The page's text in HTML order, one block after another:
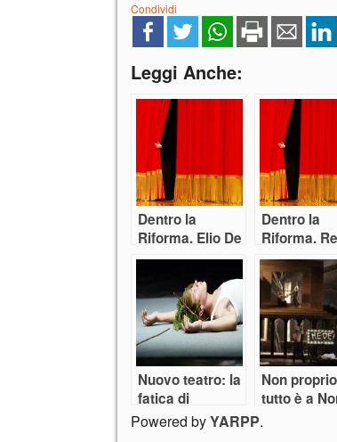
Condividi
Leggi Anche:
Dentro la
Riforma. Elio De
Capitani: “Un
capitale non
puntare
sull’arte”
Dentro la
Riforma.
Cap: “Fare
teatro in un
guscio di
tartaruga”
Nuovo teatro: la
fatica di
diventare adulti
Non proprio
tutto è a
Powered byYARPP.